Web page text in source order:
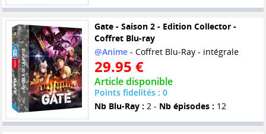
Gate - Saison 2 - Edition Collector -
Coffret Blu-ray
@Anime- Coffret Blu-Ray - intégrale
29.95 €
Article disponible
Points fidelités : 0
Nb Blu-Ray : 2 - Nb épisodes : 12